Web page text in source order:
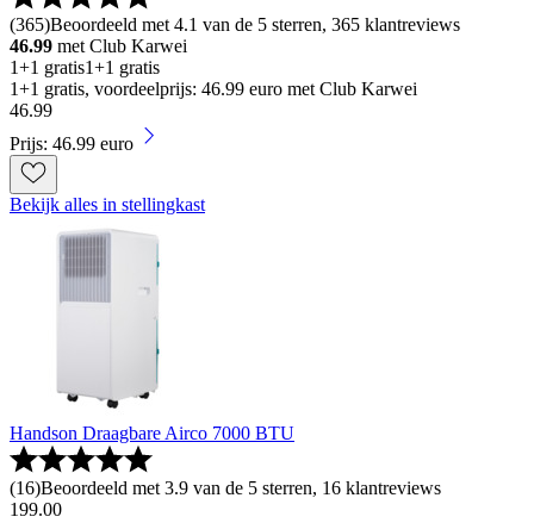
(365)Beoordeeld met 4.1 van de 5 sterren, 365 klantreviews
46.99 met Club Karwei
1+1 gratis1+1 gratis
1+1 gratis, voordeelprijs: 46.99 euro met Club Karwei
46.99
Prijs: 46.99 euro
Bekijk alles in stellingkast
Handson Draagbare Airco 7000 BTU
(16)Beoordeeld met 3.9 van de 5 sterren, 16 klantreviews
199.00